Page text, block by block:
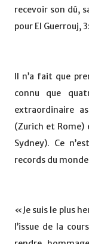
recevoir son dû,
pour El Guerrouj,
Il n’a fait que
connu que
extraordinaire
(Zurich et Rome)
Sydney). Ce
records du
«Je suis le plus
l’issue de la